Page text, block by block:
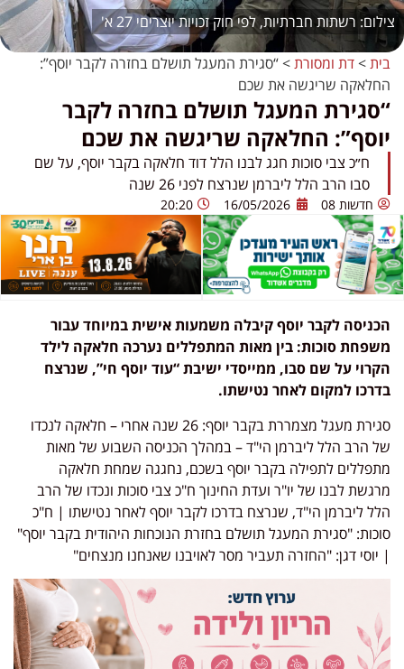
רשתות חברתיות, לפי חוק זכויות יוצריםי 27 א'
בית>דת ומסורת>“סגירת המעגל תושלם בחזרה לקבר יוסף”:
החלאקה שריגשה את שכם
“סגירת המעגל תושלם בחזרה לקבר
יוסף”: החלאקה שריגשה את שכם
ח״כ צבי סוכות חגג לבנו הלל דוד חלאקה בקבר יוסף, על שם
סבו הרב הלל ליברמן שנרצח לפני 26 שנה
חדשות 08 16/05/2026
20:20
הכניסה לקבר יוסף קיבלה משמעות אישית במיוחד עבור
משפחת סוכות: בין מאות המתפללים נערכה חלאקה לילד
הקרוי על שם סבו, ממייסדי ישיבת “עוד יוסף חי”, שנרצח
בדרכו למקום לאחר נטישתו.
סגירת מעגל מצמררת בקבר יוסף: 26 שנה אחרי – חלאקה לנכדו
של הרב הלל ליברמן הי"ד – במהלך הכניסה השבוע של מאות
מתפללים לתפילה בקבר יוסף בשכם, נחגגה שמחת חלאקה
מרגשת לבנו של יו"ר ועדת החינוך ח"כ צבי סוכות ונכדו של הרב
הלל ליברמן הי"ד, שנרצח בדרכו לקבר יוסף לאחר נטישתו | ח"כ
סוכות: "סגירת המעגל תושלם בחזרת הנוכחות היהודית בקבר יוסף"
| יוסי דגן: "החזרה תעביר מסר לאויבנו שאנחנו מנצחים"